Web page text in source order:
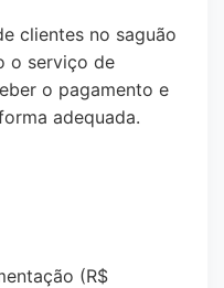
clientes no saguão
o serviço de
o pagamento e
adequada.
(R$